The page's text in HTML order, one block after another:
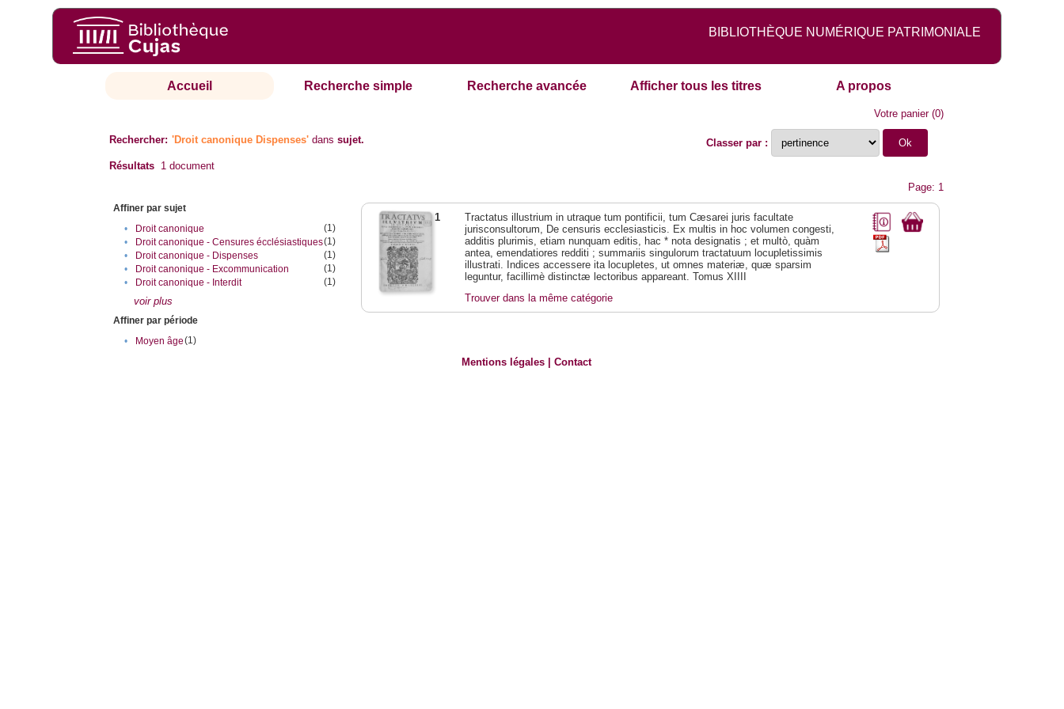
BIBLIOTHÈQUE NUMÉRIQUE PATRIMONIALE
Accueil Recherche simple Recherche avancée Afficher tous les titres A propos
Votre panier(0)
Rechercher: 'Droit canonique Dispenses' danssujet.
Classer par :
Résultats 1 document
Page: 1
Affiner par sujet
•
Droit canonique
(1)
•
Droit canonique - Censures écclésiastiques(1)
•
Droit canonique - Dispenses
(1)
•
Droit canonique - Excommunication
(1)
•
Droit canonique - Interdit (1)
voir plus
Affiner par période
•
Moyen âge(1)
1
Tractatus illustrium in utraque tum pontificii, tum Cæsarei juris facultate
jurisconsultorum, De censuris ecclesiasticis. Ex multis in hoc volumen congesti,
additis plurimis, etiam nunquam editis, hac * nota designatis ; et multò, quàm
antea, emendatiores redditi ; summariis singulorum tractatuum locupletissimis
illustrati. Indices accessere ita locupletes, ut omnes materiæ, quæ sparsim
leguntur, facillimè distinctæ lectoribus appareant. Tomus XIIII
Trouver dans la même catégorie
Mentions légales |Contact